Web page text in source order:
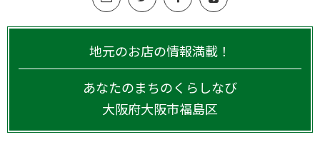
地元のお店の情報満載！
あなたのまちのくらしなび
大阪府大阪市福島区